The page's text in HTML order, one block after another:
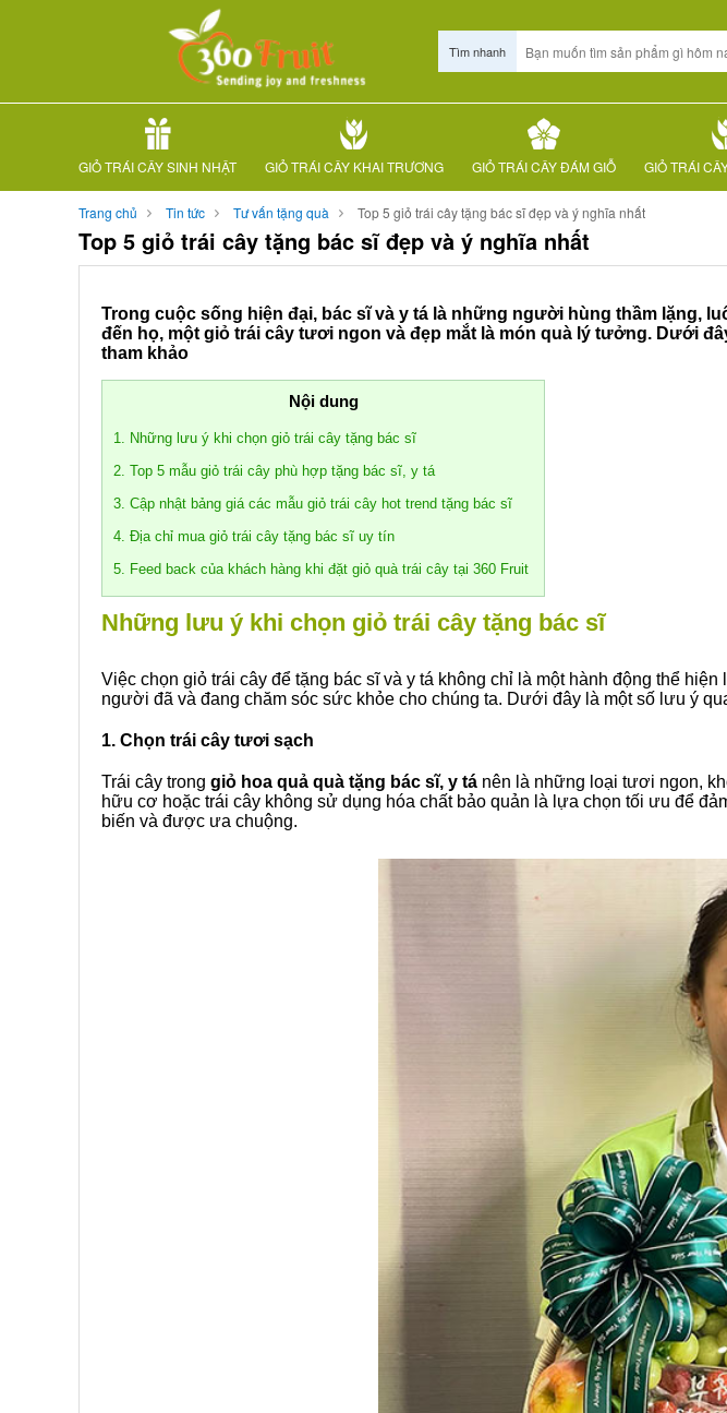
Tìm nhanh
GIỎ TRÁI CÂY SINH NHẬT GIỎ TRÁI CÂY KHAI TRƯƠNG GIỎ TRÁI CÂY ĐÁM GIỖ GIỎ TRÁI
Trang chủ Tin tức Tư vấn tặng quà Top 5 giỏ trái cây tặng bác sĩ đẹp và ý nghĩa nhất
Top 5 giỏ trái cây tặng bác sĩ đẹp và ý nghĩa nhất
Trong cuộc sống hiện đại, bác sĩ và y tá là những người hùng thầm lặng,
đến họ, một giỏ trái cây tươi ngon và đẹp mắt là món quà lý tưởng. Dưới
tham khảo
Nội dung
1. Những lưu ý khi chọn giỏ trái cây tặng bác sĩ
2. Top 5 mẫu giỏ trái cây phù hợp tặng bác sĩ, y tá
3. Cập nhật bảng giá các mẫu giỏ trái cây hot trend tặng bác sĩ
4. Địa chỉ mua giỏ trái cây tặng bác sĩ uy tín
5. Feed back của khách hàng khi đặt giỏ quà trái cây tại 360 Fruit
Những lưu ý khi chọn giỏ trái cây tặng bác sĩ
Việc chọn giỏ trái cây để tặng bác sĩ và y tá không chỉ là một hành động thể
người đã và đang chăm sóc sức khỏe cho chúng ta. Dưới đây là một số lưu ý
1. Chọn trái cây tươi sạch
Trái cây trong giỏ hoa quả quà tặng bác sĩ, y tá nên là những loại tươi ngon,
hữu cơ hoặc trái cây không sử dụng hóa chất bảo quản là lựa chọn tối ưu để
biến và được ưa chuộng.